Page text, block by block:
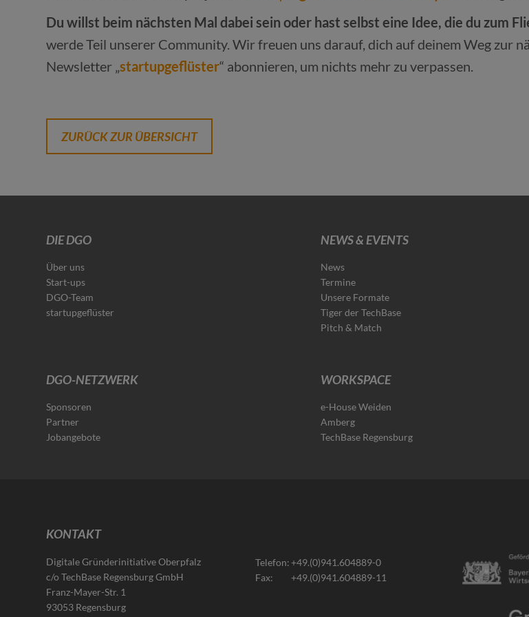
Du willst beim nächsten Mal dabei sein oder hast selbst eine Idee, die du zum
werde Teil unserer Community. Wir freuen uns darauf, dich auf deinem Weg zur
Newsletter „startupgeflüster“ abonnieren, um nichts mehr zu verpassen.
ZURÜCK ZUR ÜBERSICHT
DIE DGO
Über uns
Start-ups
DGO-Team
startupgeflüster
NEWS & EVENTS
News
Termine
Unsere Formate
Tiger der TechBase
Pitch & Match
DGO-NETZWERK
Sponsoren
Partner
Jobangebote
WORKSPACE
e-House Weiden
Amberg
TechBase Regensburg
KONTAKT
Digitale Gründerinitiative Oberpfalz
c/o TechBase Regensburg GmbH
Franz-Mayer-Str. 1
93053 Regensburg
Telefon:
Fax:
+49.(0)941.604889-0
+49.(0)941.604889-11